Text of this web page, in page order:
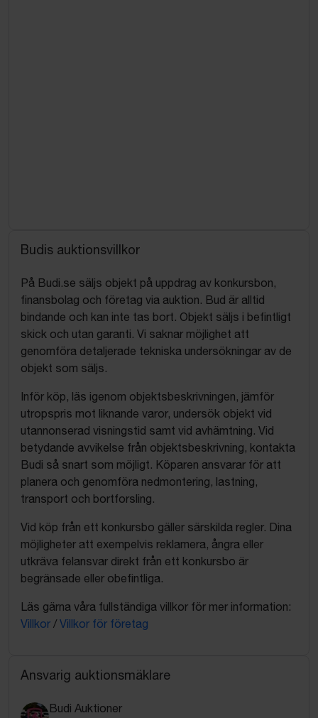
Budis auktionsvillkor
På Budi.se säljs objekt på uppdrag av konkursbon,
finansbolag och företag via auktion. Bud är alltid
bindande och kan inte tas bort. Objekt säljs i befintligt
skick och utan garanti. Vi saknar möjlighet att
genomföra detaljerade tekniska undersökningar av de
objekt som säljs.
Inför köp, läs igenom objektsbeskrivningen, jämför
utropspris mot liknande varor, undersök objekt vid
utannonserad visningstid samt vid avhämtning. Vid
betydande avvikelse från objektsbeskrivning, kontakta
Budi så snart som möjligt. Köparen ansvarar för att
planera och genomföra nedmontering, lastning,
transport och bortforsling.
Vid köp från ett konkursbo gäller särskilda regler. Dina
möjligheter att exempelvis reklamera, ångra eller
utkräva felansvar direkt från ett konkursbo är
begränsade eller obefintliga.
Läs gärna våra fullständiga villkor för mer information:
Villkor / Villkor för företag
Ansvarig auktionsmäklare
Budi Auktioner